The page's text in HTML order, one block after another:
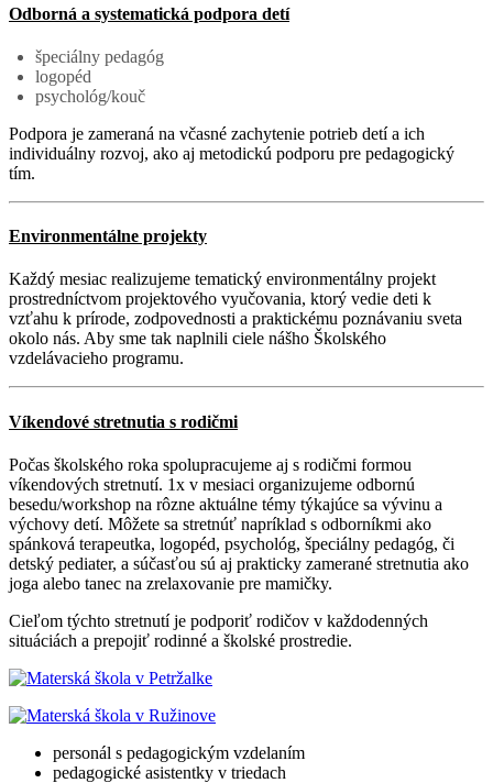
Odborná a systematická podpora detí
špeciálny pedagóg
logopéd
psychológ/kouč
Podpora je zameraná na včasné zachytenie potrieb detí a ich
individuálny rozvoj, ako aj metodickú podporu pre pedagogický
tím.
Environmentálne projekty
Každý mesiac realizujeme tematický environmentálny projekt
prostredníctvom projektového vyučovania, ktorý vedie deti k
vzťahu k prírode, zodpovednosti a praktickému poznávaniu sveta
okolo nás. Aby sme tak naplnili ciele nášho Školského
vzdelávacieho programu.
Víkendové stretnutia s rodičmi
Počas školského roka spolupracujeme aj s rodičmi formou
víkendových stretnutí. 1x v mesiaci organizujeme odbornú
besedu/workshop na rôzne aktuálne témy týkajúce sa vývinu a
výchovy detí. Môžete sa stretnúť napríklad s odborníkmi ako
spánková terapeutka, logopéd, psychológ, špeciálny pedagóg, či
detský pediater, a súčasťou sú aj prakticky zamerané stretnutia ako
joga alebo tanec na zrelaxovanie pre mamičky.
Cieľom týchto stretnutí je podporiť rodičov v každodenných
situáciách a prepojiť rodinné a školské prostredie.
personál s pedagogickým vzdelaním
pedagogické asistentky v triedach